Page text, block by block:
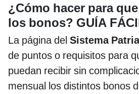
¿Cómo hacer para
los bonos? GUÍA
La página del Sistema Patria
de puntos o requisitos para
puedan recibir sin
mensual los distintos bonos